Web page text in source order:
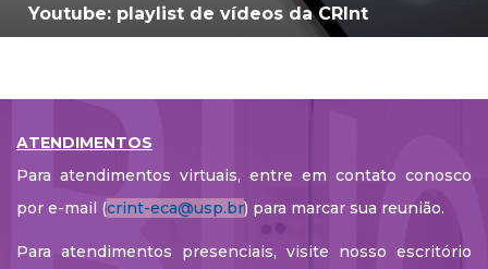
Youtube: playlist de vídeos da CRInt
ATENDIMENTOS
Para atendimentos virtuais, entre em contato conosco
por e-mail (crint-eca@usp.br) para marcar sua reunião.
Para atendimentos presenciais, visite nosso escritório